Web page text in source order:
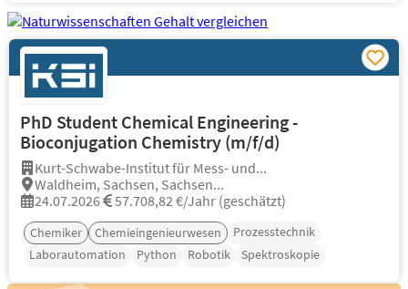
PhD Student Chemical Engineering -
Bioconjugation Chemistry (m/f/d)
Kurt-Schwabe-Institut für Mess- und...
Waldheim, Sachsen, Sachsen...
24.07.2026
57.708,82 €/Jahr (geschätzt)
Chemiker Chemieingenieurwesen
Prozesstechnik
Laborautomation
Python Robotik Spektroskopie